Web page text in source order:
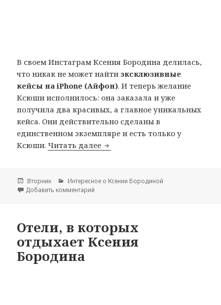
В своем Инстаграм Ксения Бородина делилась,
что никак не может найтиэксклюзивные
кейсы на iPhone (Айфон). И теперь желание
Ксюши исполнилось: она заказала и уже
получила два красивых, а главное уникальных
кейса. Они действительно сделаны в
единственном экземпляре и есть только у
Ксюши.Читать далее Кейс для iPhone Ксении
Опубликовано
Вторник Рубрики
Интересное о Ксении Бородиной
Добавить комментарий
Отели, в которых
отдыхает Ксения
Бородина